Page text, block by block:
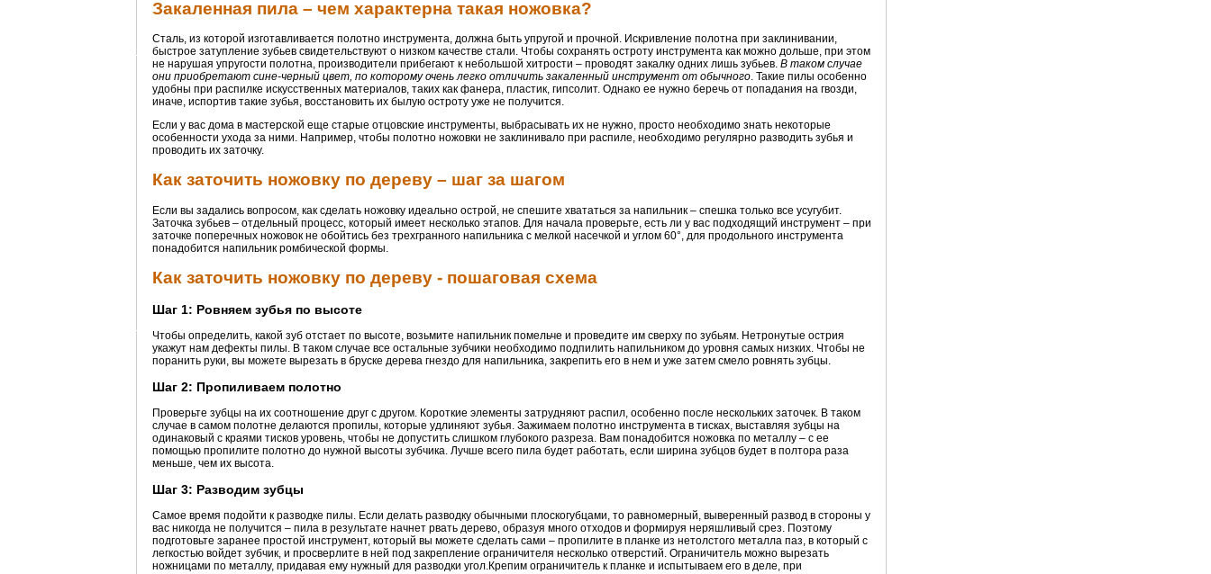
Закаленная пила – чем характерна такая ножовка?
Сталь, из которой изготавливается полотно инструмента, должна быть упругой и прочной. Искривление полотна при заклинивании,
быстрое затупление зубьев свидетельствуют о низком качестве стали. Чтобы сохранять остроту инструмента как можно дольше, при этом
не нарушая упругости полотна, производители прибегают к небольшой хитрости – проводят закалку одних лишь зубьев. В таком случае
они приобретают сине-черный цвет, по которому очень легко отличить закаленный инструмент от обычного. Такие пилы особенно
удобны при распилке искусственных материалов, таких как фанера, пластик, гипсолит. Однако ее нужно беречь от попадания на гвозди,
иначе, испортив такие зубья, восстановить их былую остроту уже не получится.
Если у вас дома в мастерской еще старые отцовские инструменты, выбрасывать их не нужно, просто необходимо знать некоторые
особенности ухода за ними. Например, чтобы полотно ножовки не заклинивало при распиле, необходимо регулярно разводить зубья и
проводить их заточку.
Как заточить ножовку по дереву – шаг за шагом
Если вы задались вопросом, как сделать ножовку идеально острой, не спешите хвататься за напильник – спешка только все усугубит.
Заточка зубьев – отдельный процесс, который имеет несколько этапов. Для начала проверьте, есть ли у вас подходящий инструмент – при
заточке поперечных ножовок не обойтись без трехгранного напильника с мелкой насечкой и углом 60°, для продольного инструмента
понадобится напильник ромбической формы.
Как заточить ножовку по дереву - пошаговая схема
Шаг 1: Ровняем зубья по высоте
Чтобы определить, какой зуб отстает по высоте, возьмите напильник помельче и проведите им сверху по зубьям. Нетронутые острия
укажут нам дефекты пилы. В таком случае все остальные зубчики необходимо подпилить напильником до уровня самых низких. Чтобы не
поранить руки, вы можете вырезать в бруске дерева гнездо для напильника, закрепить его в нем и уже затем смело ровнять зубцы.
Шаг 2: Пропиливаем полотно
Проверьте зубцы на их соотношение друг с другом. Короткие элементы затрудняют распил, особенно после нескольких заточек. В таком
случае в самом полотне делаются пропилы, которые удлиняют зубья. Зажимаем полотно инструмента в тисках, выставляя зубцы на
одинаковый с краями тисков уровень, чтобы не допустить слишком глубокого разреза. Вам понадобится ножовка по металлу – с ее
помощью пропилите полотно до нужной высоты зубчика. Лучше всего пила будет работать, если ширина зубцов будет в полтора раза
меньше, чем их высота.
Шаг 3: Разводим зубцы
Самое время подойти к разводке пилы. Если делать разводку обычными плоскогубцами, то равномерный, выверенный развод в стороны у
вас никогда не получится – пила в результате начнет рвать дерево, образуя много отходов и формируя неряшливый срез. Поэтому
подготовьте заранее простой инструмент, который вы можете сделать сами – пропилите в планке из нетолстого металла паз, в который с
легкостью войдет зубчик, и просверлите в ней под закрепление ограничителя несколько отверстий. Ограничитель можно вырезать
ножницами по металлу, придавая ему нужный для разводки угол.Крепим ограничитель к планке и испытываем его в деле, при